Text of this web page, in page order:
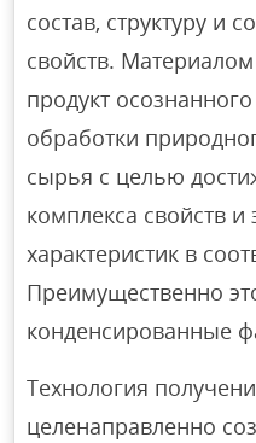
состав, структуру и
свойств.
продукт
обработки
сырья с целью
комплекса свойств
характеристик в
Преимущественно
конденсированные
Технология
целенаправленно